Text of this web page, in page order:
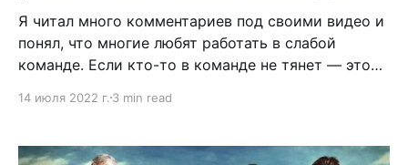
Я читал много комментариев под своими видео и
понял, что многие любят работать в слабой
команде. Если кто-то в команде не тянет — это
него нет. Все тянут. Собеседования надо отменить
терпит убытки, то все
14 июля 2022 г. 3 min read